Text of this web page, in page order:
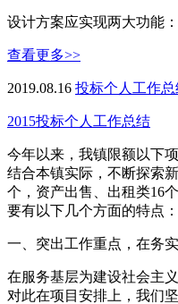
设计方案应实现两大功能
查看更多>>
2019.08.16 投标个人工作总
2015投标个人工作总结
今年以来，我镇限额以下
结合本镇实际，不断探索
个，资产出售、出租类16
要有以下几个方面的特点：
一、突出工作重点，在务
在服务基层为建设社会主
对此在项目安排上，我们